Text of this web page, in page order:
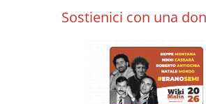
Sostienici con una